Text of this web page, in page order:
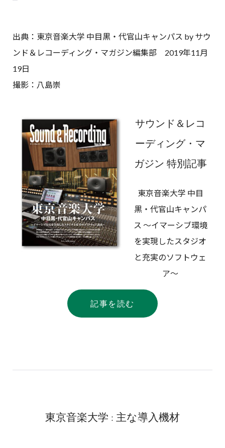
出典：東京音楽大学 中目黒・代官山キャンパス by サウ
ンド＆レコーディング・マガジン編集部 2019年11月
19日
撮影：八島崇
サウンド＆レコ
ーディング・マ
ガジン 特別記事
東京音楽大学 中目
黒・代官山キャンパ
ス 〜イマーシブ環境
を実現したスタジオ
と充実のソフトウェ
ア〜
記事を読む
東京音楽大学 : 主な導入機材